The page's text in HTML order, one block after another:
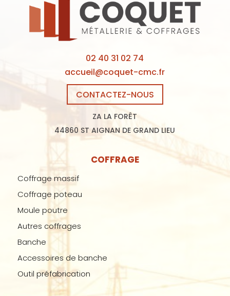
02 40 31 02 74
accueil@coquet-cmc.fr
CONTACTEZ-NOUS
ZA LA FORÊT
44860 ST AIGNAN DE GRAND LIEU
COFFRAGE
Coffrage massif
Coffrage poteau
Moule poutre
Autres coffrages
Banche
Accessoires de banche
Outil préfabrication